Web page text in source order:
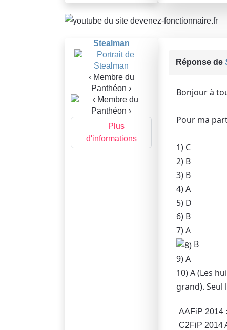
Stealman
‹ Membre du
Panthéon ›
Plus
d'informations
Réponse de
Bonjour à
Pour ma
1) C
2) B
3) B
4) A
5) D
6) B
7) A
B
9) A
10) A (Les
grand). Seul
AAFiP 2014
C2FiP 2014